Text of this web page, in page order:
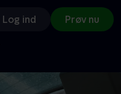
Log ind Prøv nu